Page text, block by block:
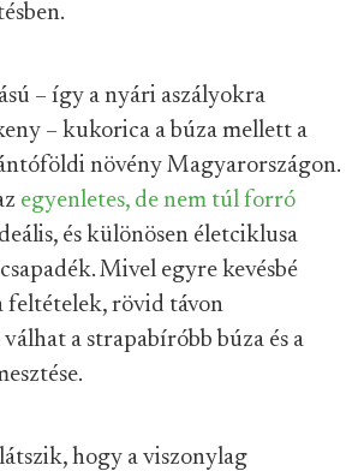
– így a nyári aszályokra
– kukorica a búza mellett a
növény Magyarországon.
egyenletes, de nem túl forró
és különösen életciklusa
Mivel egyre kevésbé
feltételek, rövid távon
a strapabíróbb búza és a
hogy a viszonylag